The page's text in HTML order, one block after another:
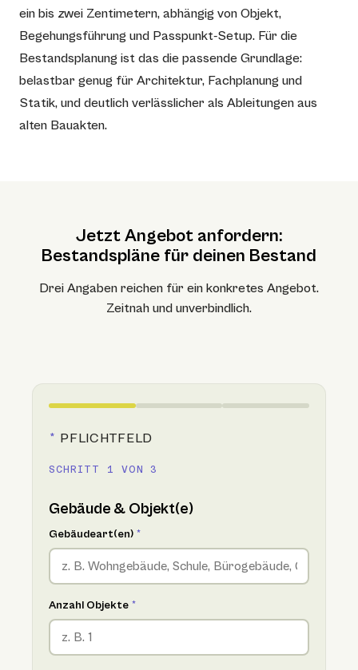
ein bis zwei Zentimetern, abhängig von Objekt,
Begehungsführung und Passpunkt-Setup. Für die
Bestandsplanung ist das die passende Grundlage:
belastbar genug für Architektur, Fachplanung und
Statik, und deutlich verlässlicher als Ableitungen aus
alten Bauakten.
Jetzt Angebot anfordern:
Bestandspläne für deinen Bestand
Drei Angaben reichen für ein konkretes Angebot.
Zeitnah und unverbindlich.
* PFLICHTFELD
SCHRITT 1 VON 3
Gebäude & Objekt(e)
Gebäudeart(en) *
Anzahl Objekte *